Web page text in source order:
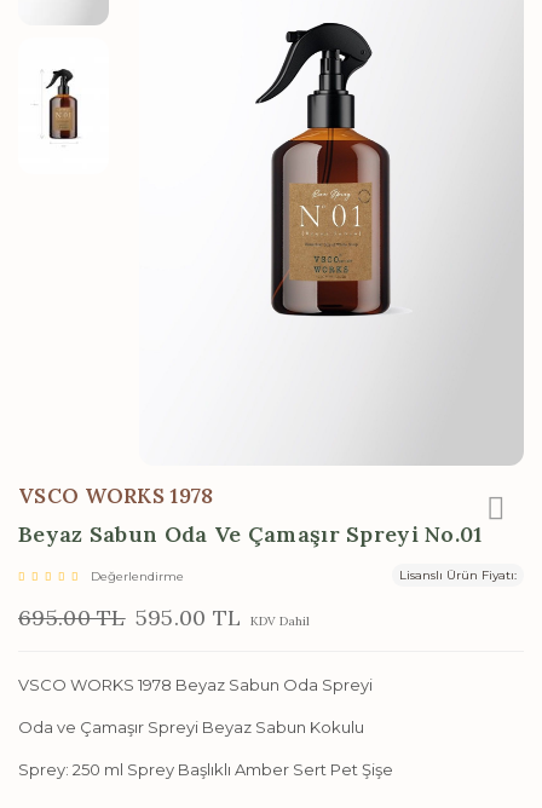
VSCO WORKS 1978
Beyaz Sabun Oda Ve Çamaşır Spreyi No.01
Lisanslı Ürün Fiyatı:
Değerlendirme
695.00 TL 595.00 TL KDV Dahil
VSCO WORKS 1978 Beyaz Sabun Oda Spreyi
Oda ve Çamaşır Spreyi Beyaz Sabun Kokulu
Sprey: 250 ml Sprey Başlıklı Amber Sert Pet Şişe